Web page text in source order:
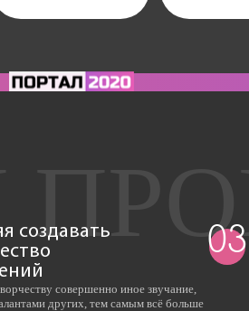
создавать
совершенно иное звучание,
других, тем самым всё больше
03